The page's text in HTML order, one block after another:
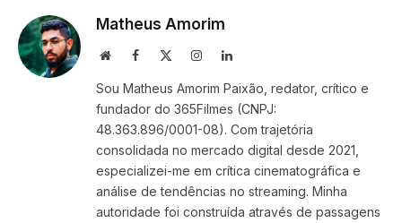
Matheus Amorim
WebsiteFacebook InstagramLinkedIn
Sou Matheus Amorim Paixão, redator, crítico e
fundador do 365Filmes (CNPJ:
48.363.896/0001-08). Com trajetória
consolidada no mercado digital desde 2021,
especializei-me em crítica cinematográfica e
análise de tendências no streaming. Minha
autoridade foi construída através de passagens